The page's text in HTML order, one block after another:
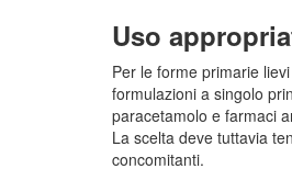
Uso
Per le forme primarie
formulazioni a singolo
paracetamolo e farmaci
La scelta deve tuttavia
concomitanti.